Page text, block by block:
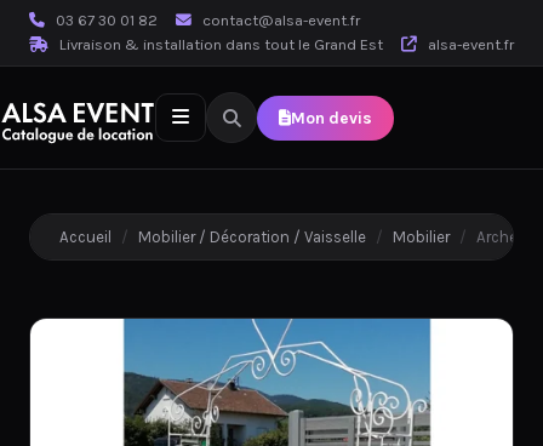
03 67 30 01 82
contact@alsa-event.fr
Livraison & installation dans tout le Grand Est
alsa-event.fr
Mon devis
Accueil / Mobilier / Décoration / Vaisselle / Mobilier / Arche